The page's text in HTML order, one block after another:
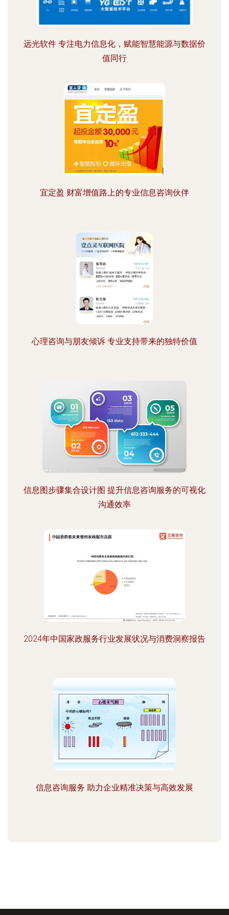
远光软件 专注电力信息化，赋能智慧能源与数据价
值同行
宜定盈 财富增值路上的专业信息咨询伙伴
心理咨询与朋友倾诉 专业支持带来的独特价值
信息图步骤集合设计图 提升信息咨询服务的可视化
沟通效率
2024年中国家政服务行业发展状况与消费洞察报告
信息咨询服务 助力企业精准决策与高效发展